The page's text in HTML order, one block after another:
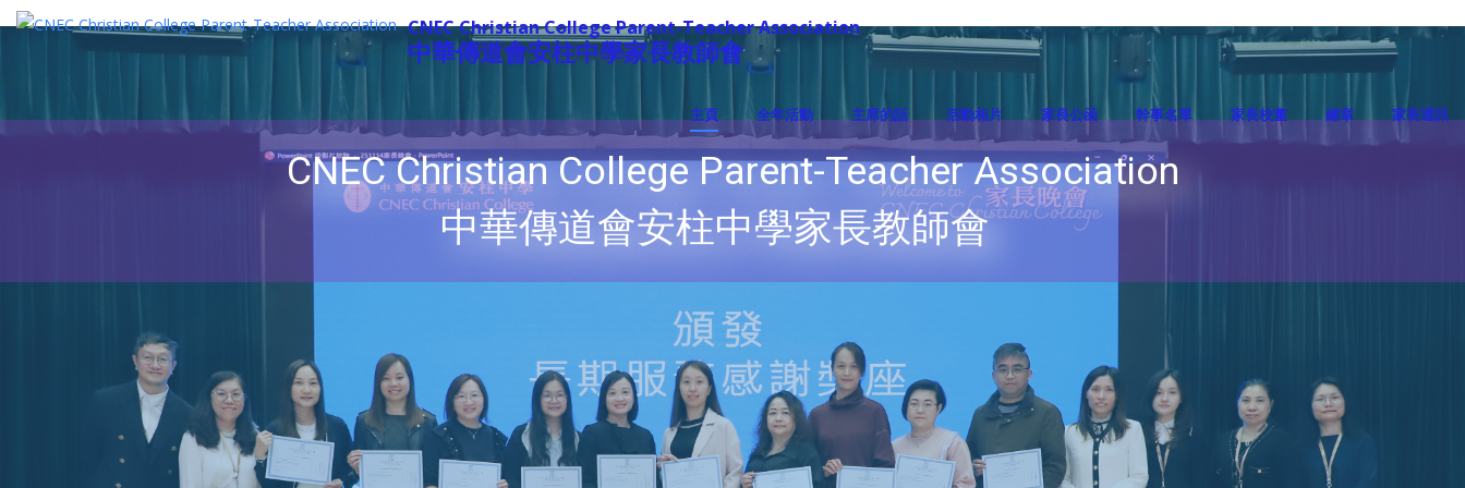
CNEC Christian College Parent-Teacher Association
中華傳道會安柱中學家長教師會
主頁 全年活動 主席的話 活動相片 家長公函 幹事名單 家長校董 總章 家長通訊